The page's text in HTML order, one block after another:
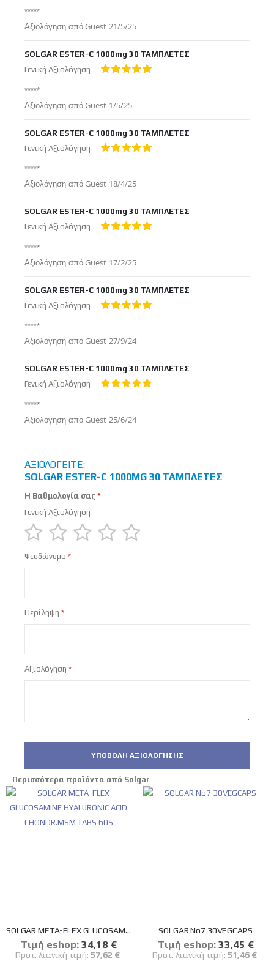
*****
Αξιολόγηση απόGuest Δημοσιεύτηκε
στις
21/5/25
SOLGAR ESTER-C 1000mg 30 ΤΑΜΠΛΕΤΕΣ
Γενική Αξιολόγηση
*****
Αξιολόγηση απόGuest Δημοσιεύτηκε
στις
1/5/25
SOLGAR ESTER-C 1000mg 30 ΤΑΜΠΛΕΤΕΣ
Γενική Αξιολόγηση
*****
Αξιολόγηση απόGuest Δημοσιεύτηκε
στις
18/4/25
SOLGAR ESTER-C 1000mg 30 ΤΑΜΠΛΕΤΕΣ
Γενική Αξιολόγηση
*****
Αξιολόγηση απόGuest Δημοσιεύτηκε
στις
17/2/25
SOLGAR ESTER-C 1000mg 30 ΤΑΜΠΛΕΤΕΣ
Γενική Αξιολόγηση
*****
Αξιολόγηση απόGuest Δημοσιεύτηκε
στις
27/9/24
SOLGAR ESTER-C 1000mg 30 ΤΑΜΠΛΕΤΕΣ
Γενική Αξιολόγηση
*****
Αξιολόγηση απόGuest Δημοσιεύτηκε
στις
25/6/24
ΑΞΙΟΛΟΓΕΊΤΕ:
SOLGAR ESTER-C 1000MG 30 ΤΑΜΠΛΕΤΕΣ
Η Βαθμολογία σας
Γενική Αξιολόγηση
star
stars
stars
stars
stars
Ψευδώνυμο
Περίληψη
Αξιολόγηση
ΥΠΟΒΟΛΉ ΑΞΙΟΛΌΓΗΣΗΣ
Περισσότερα προϊόντα από Solgar
SOLGAR META-FLEX GLUCOSAMINE HYALURONIC ACID CHONDR.MSM TABS 60S
Tιμή eshop: Ειδική
Τιμή
34,18 €
Προτ. λιανική τιμή: 57,62 €
SOLGAR No7 30VEGCAPS
Tιμή eshop: Ειδική
Τιμή
33,45 €
Προτ. λιανική τιμή: 51,46 €